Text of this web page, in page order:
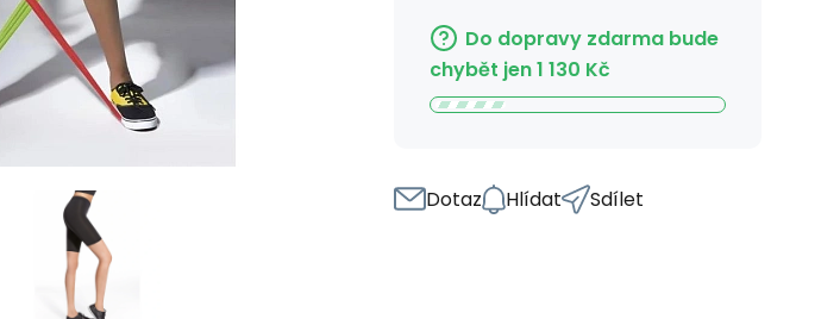
Do dopravy zdarma bude
chybět jen1 130 Kč
Dotaz Hlídat Sdílet